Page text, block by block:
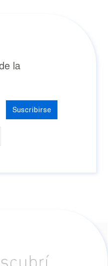
la
Suscribirse